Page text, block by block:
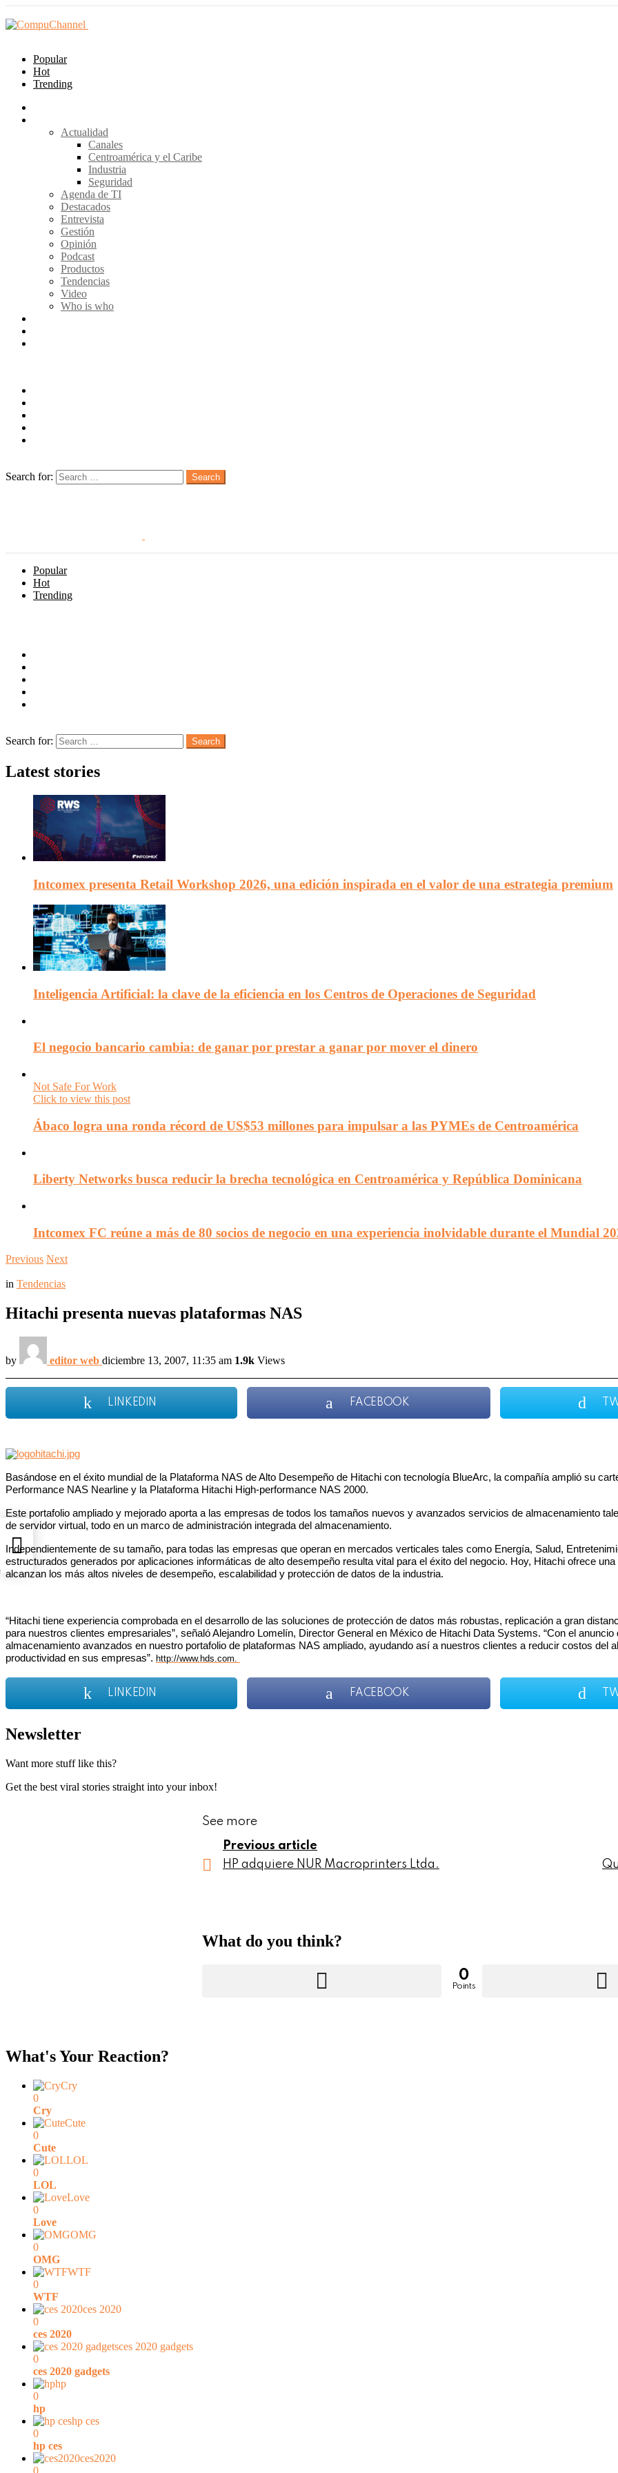
Popular
Hot
Trending
Actualidad
Canales
Centroamérica y el Caribe
Industria
Seguridad
Agenda de TI
Destacados
Entrevista
Gestión
Opinión
Podcast
Productos
Tendencias
Video
Who is who
Search for:
Search
Popular
Hot
Trending
Search for:
Search
Latest stories
Intcomex presenta Retail Workshop 2026, una edición inspirada en el valor de una estrategia premium
Inteligencia Artificial: la clave de la eficiencia en los Centros de Operaciones de Seguridad
El negocio bancario cambia: de ganar por prestar a ganar por mover el dinero
Not Safe For Work
Click to view this post
Ábaco logra una ronda récord de US$53 millones para impulsar a las PYMEs de Centroamérica
Liberty Networks busca reducir la brecha tecnológica en Centroamérica y República Dominicana
Intcomex FC reúne a más de 80 socios de negocio en una experiencia inolvidable durante el Mundial
Previous Next
in Tendencias
Hitachi presenta nuevas plataformas NAS
by editor web diciembre 13, 2007, 11:35 am 1.9k Views
LINKEDIN FACEBOOK
Basándose en el éxito mundial de la Plataforma NAS de Alto Desempeño de Hitachi con tecnología BlueArc, la compañía amplió su
Performance NAS Nearline y la Plataforma Hitachi High-performance NAS 2000.
Este portafolio ampliado y mejorado aporta a las empresas de todos los tamaños nuevos y avanzados servicios de almacenamiento
de servidor virtual, todo en un marco de administración integrada del almacenamiento.
Independientemente de su tamaño, para todas las empresas que operan en mercados verticales tales como Energía, Salud,
estructurados generados por aplicaciones informáticas de alto desempeño resulta vital para el éxito del negocio. Hoy, Hitachi ofrece
alcanzan los más altos niveles de desempeño, escalabilidad y protección de datos de la industria.
“Hitachi tiene experiencia comprobada en el desarrollo de las soluciones de protección de datos más robustas, replicación a gran
para nuestros clientes empresariales”, señaló Alejandro Lomelín, Director General en México de Hitachi Data Systems. “Con el
almacenamiento avanzados en nuestro portafolio de plataformas NAS ampliado, ayudando así a nuestros clientes a reducir costos del
productividad en sus empresas”. http://www.hds.com.
LINKEDIN FACEBOOK
Newsletter
Want more stuff like this?
Get the best viral stories straight into your inbox!
See more
Previous article
HP adquiere NUR Macroprinters Ltda.
What do you think?
0
Points
What's Your Reaction?
Cry
0
Cry
Cute
0
Cute
LOL
0
LOL
Love
0
Love
OMG
0
OMG
WTF
0
WTF
ces 2020
0
ces 2020
ces 2020 gadgets
0
ces 2020 gadgets
hp
0
hp
hp ces
0
hp ces
ces2020
0